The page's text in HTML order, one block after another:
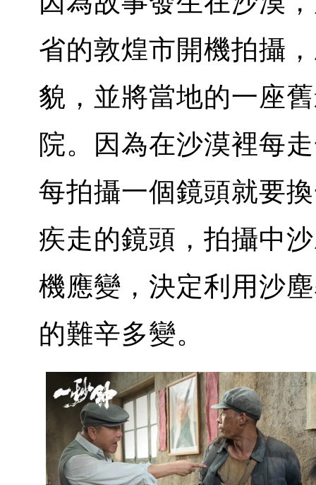
省的敦煌市開機拍攝
貌，並將當地的一座
院。因為在沙漠裡每
每拍攝一個鏡頭就要
疾走的鏡頭，拍攝中
機應變，決定利用沙
的難辛多變。